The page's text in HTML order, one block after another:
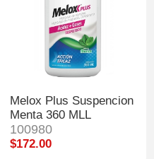
Melox Plus Suspencion
Menta 360 MLL
100980
$172.00